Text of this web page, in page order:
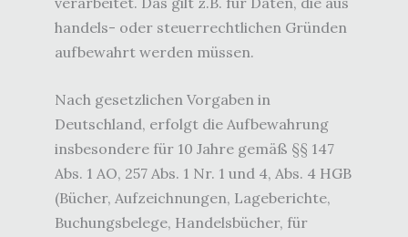
handels- oder steuerrechtlichen Gründen
aufbewahrt werden müssen.
Nach gesetzlichen Vorgaben in
Deutschland, erfolgt die Aufbewahrung
insbesondere für 10 Jahre gemäß §§ 147
Abs. 1 AO, 257 Abs. 1 Nr. 1 und 4, Abs. 4 HGB
(Bücher, Aufzeichnungen, Lageberichte,
Buchungsbelege, Handelsbücher, für